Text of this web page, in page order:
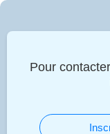
Pour contacter